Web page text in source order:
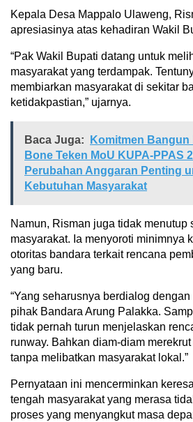
Kepala Desa Mappalo Ulaweng,
apresiasinya atas kehadiran Wakil
“Pak Wakil Bupati datang untuk
masyarakat yang terdampak.
membiarkan masyarakat di sekitar
ketidakpastian,” ujarnya.
Baca Juga:
Komitmen Bangun
Bone Teken MoU KUPA-PPAS
Perubahan Anggaran Penting
Kebutuhan Masyarakat
Namun, Risman juga tidak menutup
masyarakat. Ia menyoroti minimnya
otoritas bandara terkait rencana
yang baru.
“Yang seharusnya berdialog
pihak Bandara Arung Palakka.
tidak pernah turun menjelaskan
runway. Bahkan diam-diam
tanpa melibatkan masyarakat lokal.”
Pernyataan ini mencerminkan
tengah masyarakat yang merasa
proses yang menyangkut masa